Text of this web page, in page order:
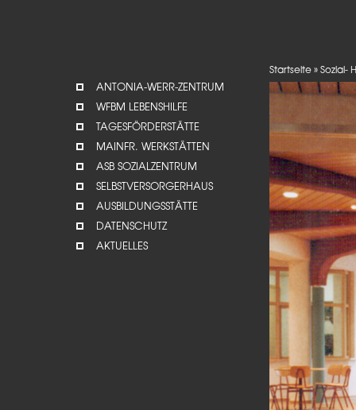
ANTONIA-WERR-ZENTRUM
WFBM LEBENSHILFE
TAGESFÖRDERSTÄTTE
MAINFR. WERKSTÄTTEN
ASB SOZIALZENTRUM
SELBSTVERSORGERHAUS
AUSBILDUNGSSTÄTTE
DATENSCHUTZ
AKTUELLES
Startseite » Sozial-